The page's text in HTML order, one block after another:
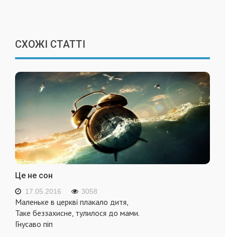
СХОЖІ СТАТТІ
Це не сон
17.05.2016 3058
Маленьке в церкві плакало дитя,
Таке беззахисне, тулилося до мами.
Гнусаво піп